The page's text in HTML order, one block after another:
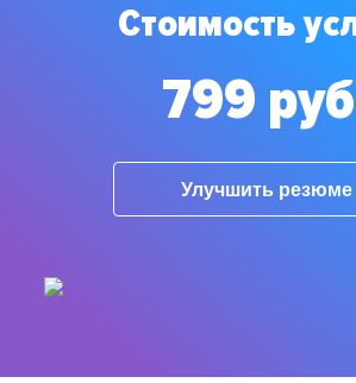
Стоимость
799
Улучшить резюме